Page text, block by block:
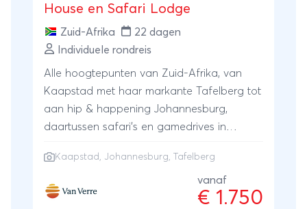
House en Safari Lodge
Zuid-Afrika
22 dagen
Individuele rondreis
Alle hoogtepunten van Zuid-Afrika, van
Kaapstad met haar markante Tafelberg tot
aan hip & happening Johannesburg,
daartussen safari’s en gamedrives in
complete kennismaking met de diversiteit in
cultuur en natuur, wacht je nòg een
bijzondere ervaring: overnachten bij
Kaapstad , Johannesburg, Tafelberg
vanaf
€ 1.750